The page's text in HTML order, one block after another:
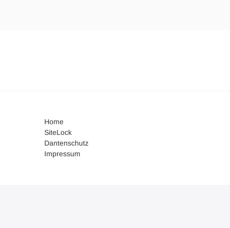
Home
SiteLock
Dantenschutz
Impressum